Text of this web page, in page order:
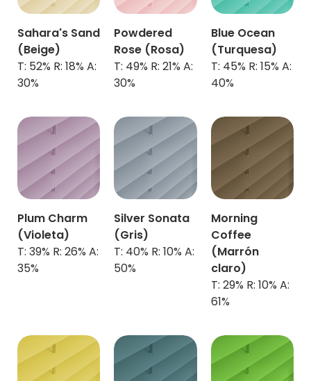
Sahara's Sand
(Beige)
T: 52% R: 18% A:
30%
Powdered
Rose (Rosa)
T: 49% R: 21% A:
30%
Blue Ocean
(Turquesa)
T: 45% R: 15% A:
40%
Plum Charm
(Violeta)
T: 39% R: 26% A:
35%
Silver Sonata
(Gris)
T: 40% R: 10% A:
50%
Morning
Coffee
(Marrón
claro)
T: 29% R: 10% A:
61%